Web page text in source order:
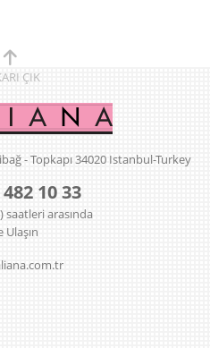
ÇIK
- Topkapı 34020 Istanbul-Turkey
10 33
saatleri arasında
Ulaşın